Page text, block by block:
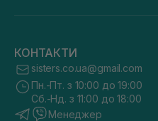
КОНТАКТИ
sisters.co.ua@gmail.com
Пн.-Пт. з 10:00 до 19:00
Сб.-Нд. з 11:00 до 18:00
Менеджер